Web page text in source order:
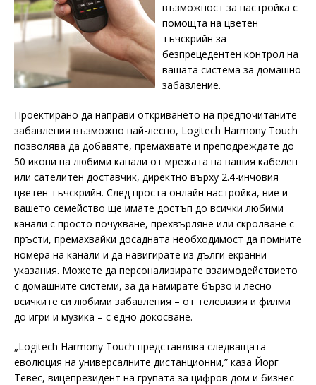
възможност за настройка с
помощта на цветен
тъчскрийн за
безпрецедентен контрол на
вашата система за домашно
забавление.
Проектирано да направи откриването на предпочитаните
забавления възможно най-лесно, Logitech Harmony Touch
позволява да добавяте, премахвате и преподреждате до
50 икони на любими канали от мрежата на вашия кабелен
или сателитен доставчик, директно върху 2.4-инчовия
цветен тъчскрийн. След проста онлайн настройка, вие и
вашето семейство ще имате достъп до всички любими
канали с просто почукване, прехвърляне или скролване с
пръсти, премахвайки досадната необходимост да помните
номера на канали и да навигирате из дълги екранни
указания. Можете да персонализирате взаимодействието
с домашните системи, за да намирате бързо и лесно
всичките си любими забавления – от телевизия и филми
до игри и музика – с едно докосване.
„Logitech Harmony Touch представлява следващата
еволюция на универсалните дистанционни,” каза Йорг
Тевес, вицепрезидент на групата за цифров дом и бизнес